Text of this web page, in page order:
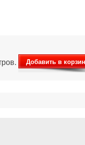
Добавить в